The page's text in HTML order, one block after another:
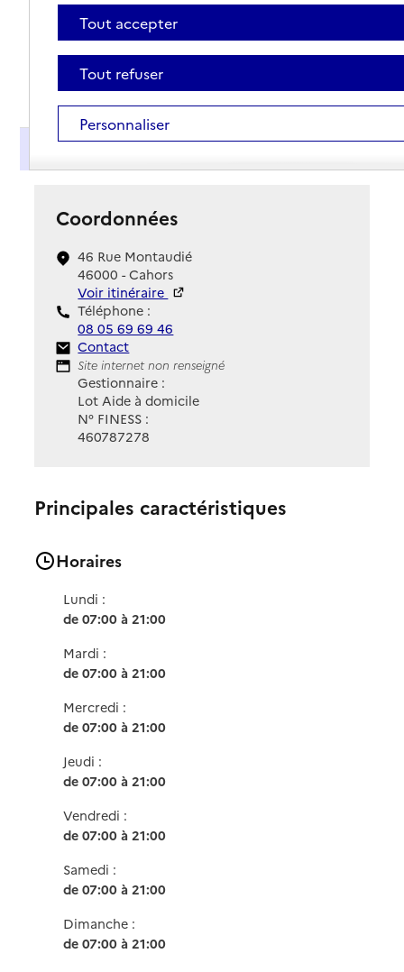
Coordonnées
46 Rue Montaudié
46000 - Cahors
Voir itinéraire
Téléphone :
08 05 69 69 46
Contact
Contact
Site Internet
Site internet non renseigné
Gestionnaire :
Lot Aide à domicile
N° FINESS :
460787278
Principales caractéristiques
Horaires
Lundi :
de 07:00 à 21:00
Mardi :
de 07:00 à 21:00
Mercredi :
de 07:00 à 21:00
Jeudi :
de 07:00 à 21:00
Vendredi :
de 07:00 à 21:00
Samedi :
de 07:00 à 21:00
Dimanche :
de 07:00 à 21:00
Tout accepter
Tout refuser
Personnaliser